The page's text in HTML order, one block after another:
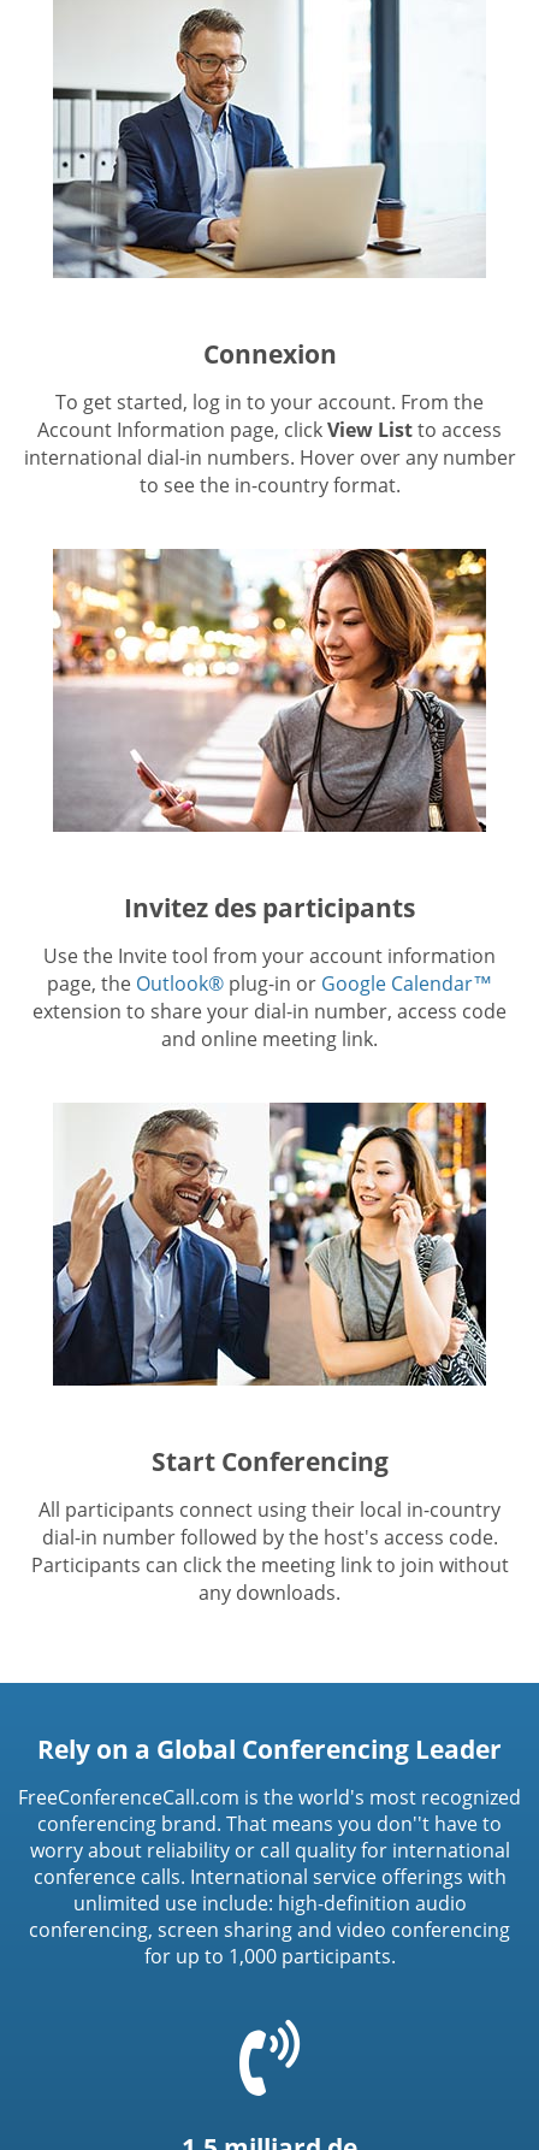
Connexion
To get started, log in to your account. From the
Account Information page, clickView Listto access
international dial-in numbers. Hover over any number
to see the in-country format.
Invitez des participants
Use the Invite tool from your account information
page, the Outlook® plug-in or Google Calendar™
extension to share your dial-in number, access code
and online meeting link.
Start Conferencing
All participants connect using their local in-country
dial-in number followed by the host's access code.
Participants can click the meeting link to join without
any downloads.
Rely on a Global Conferencing Leader
FreeConferenceCall.com is the world's most recognized
conferencing brand. That means you don''t have to
worry about reliability or call quality for international
conference calls. International service offerings with
unlimited use include: high-definition audio
conferencing, screen sharing and video conferencing
for up to 1,000 participants.
t('common.phone_icon')